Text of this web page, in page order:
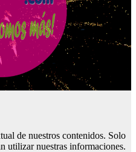
de nuestros contenidos. Solo
utilizar nuestras informaciones.